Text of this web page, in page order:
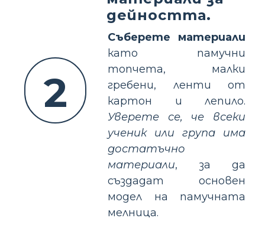
2
дейността.
Съберете материали
като памучни
топчета, малки
гребени, ленти от
картон и лепило.
Уверете се, че всеки
ученик или група има
достатъчно
материали, за да
създадат основен
модел на памучната
мелница.